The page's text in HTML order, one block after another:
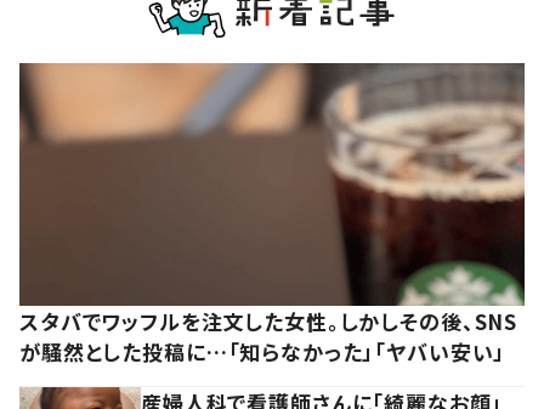
スタバでワッフルを注文した女性。しかしその後、SNS
が騒然とした投稿に…「知らなかった」「ヤバい安い」
産婦人科で看護師さんに「綺麗なお顔」